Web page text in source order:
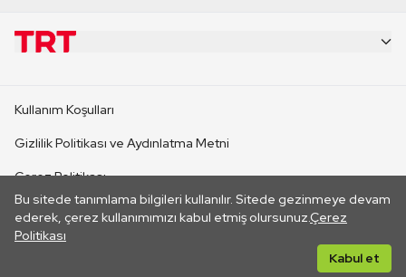
Bu sitede tanımlama bilgileri kullanılır. Sitede gezinmeye devam
ederek, çerez kullanımımızı kabul etmiş olursunuz.Çerez
Politikası
Kabul et
CANLI YAYINLAR
Kullanım Koşulları
Gizlilik Politikası ve Aydınlatma Metni
Çerez Politikası
İletişim
Her hakkı saklıdır. ©2026 TRT. Bağlantı yoluyla gidilen dış